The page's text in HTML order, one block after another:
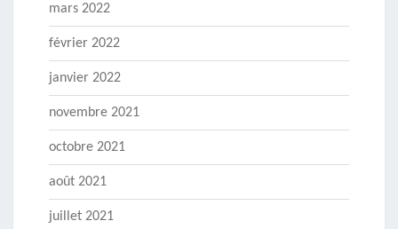
mars 2022
février 2022
janvier 2022
novembre 2021
octobre 2021
août 2021
juillet 2021